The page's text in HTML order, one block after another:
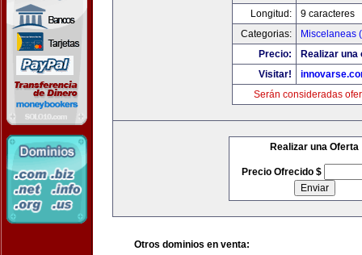
Longitud:
9 caracteres
Categorias:
Miscelaneas
Precio:
Realizar una
Visitar!
Serán consideradas
Realizar una Oferta
Precio Ofrecido $
Otros dominios en venta: